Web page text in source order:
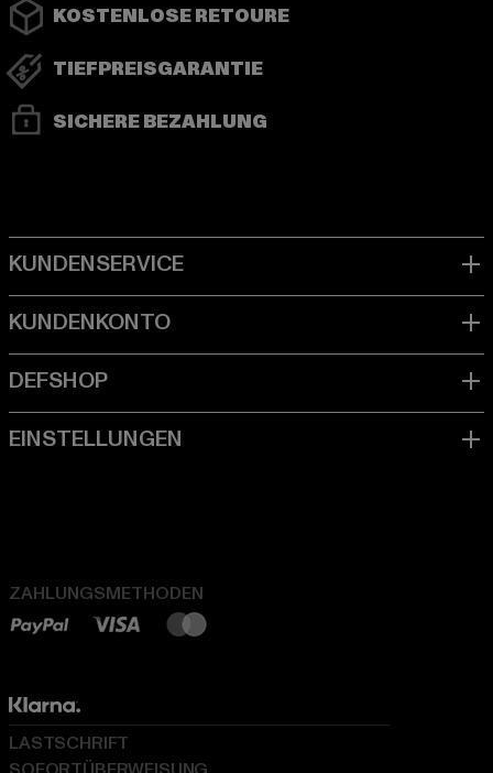
KOSTENLOSE RETOURE
TIEFPREISGARANTIE
SICHERE BEZAHLUNG
ZAHLUNGSMETHODEN
LASTSCHRIFT